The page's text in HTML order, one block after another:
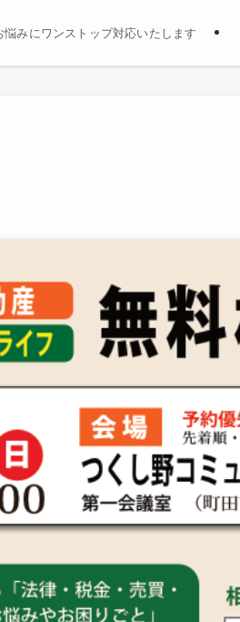
悩みにワンストップ対応いたします